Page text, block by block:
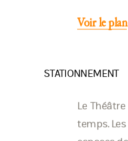
Voir le plan
STATIONNEMENT
Le
temps.